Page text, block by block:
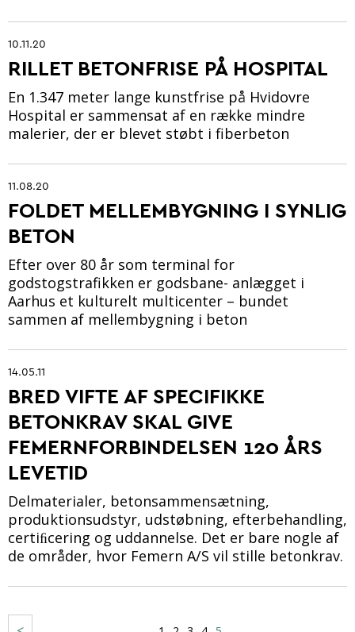
Fremtidens betonbranche
Ung i betonbranchen
Grøn omstilling af beton
Kontrol og certificering
Digitalisering og automatisering
Anlæg
10.11.20
RILLET BETONFRISE PÅ HOSPITAL
En 1.347 meter lange kunstfrise på Hvidovre
Hospital er sammensat af en række mindre
malerier, der er blevet støbt i fiberbeton
11.08.20
FOLDET MELLEMBYGNING I SYNLIG
BETON
Efter over 80 år som terminal for
godstogstrafikken er godsbane- anlægget i
Aarhus et kulturelt multicenter – bundet
sammen af mellembygning i beton
14.05.11
BRED VIFTE AF SPECIFIKKE B
ETONKRAV SKAL GIVE F
EMERNFORBINDELSEN 120 ÅRS L
EVETID
Delmaterialer, betonsammensætning,
produktionsudstyr, udstøbning, efterbehandling,
certiﬁcering og uddannelse. Det er bare nogle af
de områder, hvor Femern A/S vil stille betonkrav.